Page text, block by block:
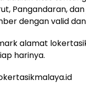
Pangandaran,
dengan valid
alamat
harinya.